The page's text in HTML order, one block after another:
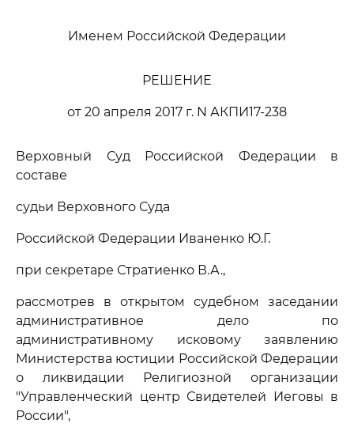
Именем Российской Федерации
РЕШЕНИЕ
от 20 апреля 2017 г. N АКПИ17-238
Верховный Суд Российской Федерации в
составе
судьи Верховного Суда
Российской Федерации Иваненко Ю.Г.
при секретаре Стратиенко В.А.,
рассмотрев в открытом судебном заседании
административное дело по
административному исковому заявлению
Министерства юстиции Российской Федерации
о ликвидации Религиозной организации
"Управленческий центр Свидетелей Иеговы в
России",